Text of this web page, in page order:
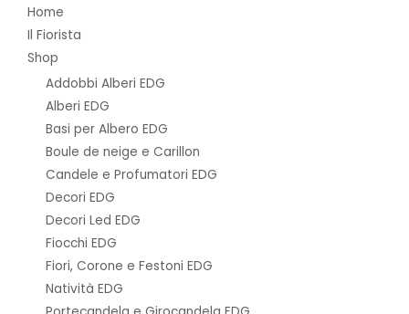
Home
Il Fiorista
Shop
Addobbi Alberi EDG
Alberi EDG
Basi per Albero EDG
Boule de neige e Carillon
Candele e Profumatori EDG
Decori EDG
Decori Led EDG
Fiocchi EDG
Fiori, Corone e Festoni EDG
Natività EDG